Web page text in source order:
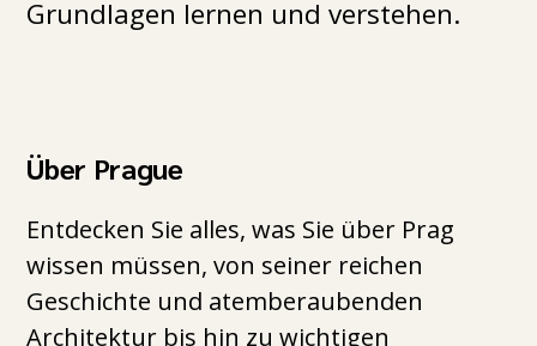
Grundlagen lernen und verstehen.
Über Prague
Entdecken Sie alles, was Sie über Prag
wissen müssen, von seiner reichen
Geschichte und atemberaubenden
Architektur bis hin zu wichtigen